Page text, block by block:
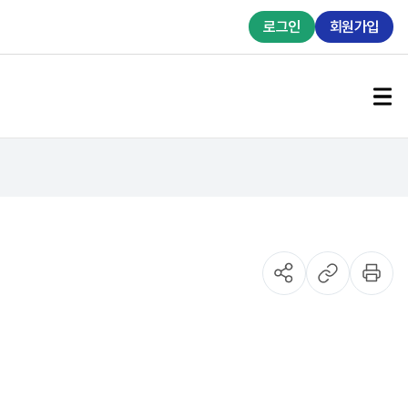
로그인 회원가입